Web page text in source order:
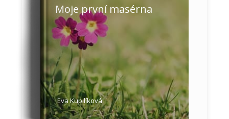
Moje první masérna
Eva Kupilíková